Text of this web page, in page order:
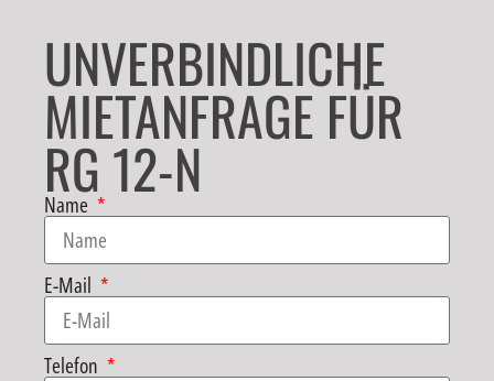
UNVERBINDLICHE
MIETANFRAGE FÜR
RG 12-N
Name
E-Mail
Telefon